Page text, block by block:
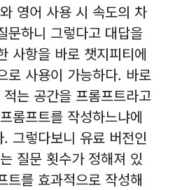
영어 사용 시 속도의 차
문하니 그렇다고 대답을
사항을 바로 챗지피티에
로 사용이 가능하다. 바로
는 공간을 프롬프트라고
롬프트를 작성하느냐에
그렇다보니 유료 버전인
질문 횟수가 정해져 있
트를 효과적으로 작성해